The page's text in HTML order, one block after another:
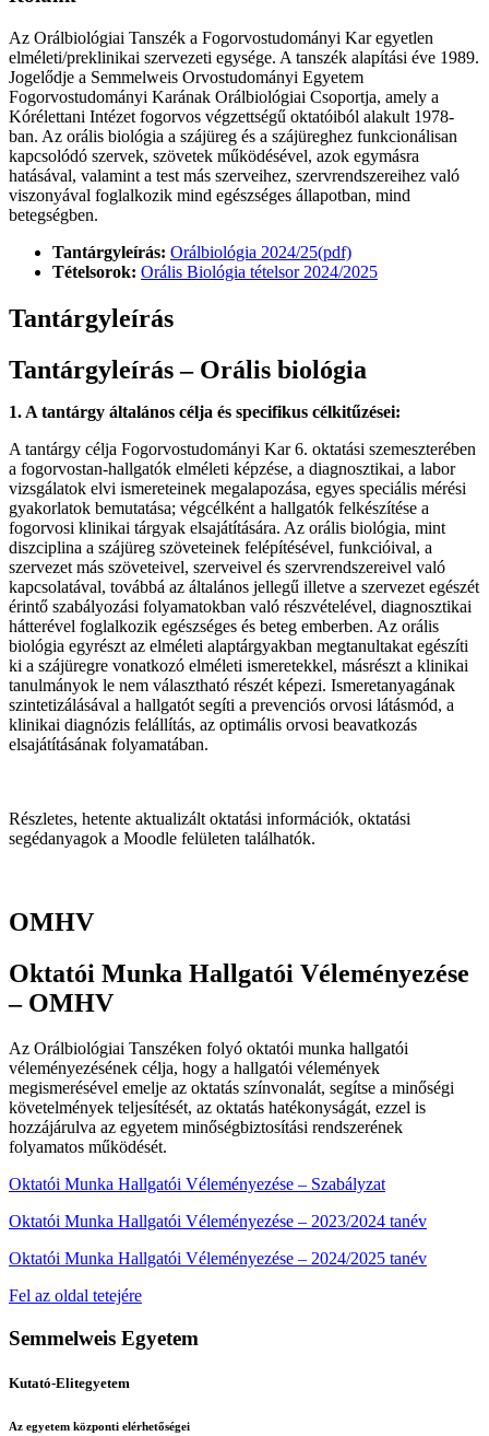
Az Orálbiológiai Tanszék a Fogorvostudományi Kar egyetlen
elméleti/preklinikai szervezeti egysége. A tanszék alapítási éve 1989.
Jogelődje a Semmelweis Orvostudományi Egyetem
Fogorvostudományi Karának Orálbiológiai Csoportja, amely a
Kórélettani Intézet fogorvos végzettségű oktatóiból alakult 1978-
ban. Az orális biológia a szájüreg és a szájüreghez funkcionálisan
kapcsolódó szervek, szövetek működésével, azok egymásra
hatásával, valamint a test más szerveihez, szervrendszereihez való
viszonyával foglalkozik mind egészséges állapotban, mind
betegségben.
Tantárgyleírás: Orálbiológia 2024/25(pdf)
Tételsorok: Orális Biológia tételsor 2024/2025
Tantárgyleírás
Tantárgyleírás – Orális biológia
1. A tantárgy általános célja és specifikus célkitűzései:
A tantárgy célja Fogorvostudományi Kar 6. oktatási szemeszterében
a fogorvostan-hallgatók elméleti képzése, a diagnosztikai, a labor
vizsgálatok elvi ismereteinek megalapozása, egyes speciális mérési
gyakorlatok bemutatása; végcélként a hallgatók felkészítése a
fogorvosi klinikai tárgyak elsajátítására. Az orális biológia, mint
diszciplina a szájüreg szöveteinek felépítésével, funkcióival, a
szervezet más szöveteivel, szerveivel és szervrendszereivel való
kapcsolatával, továbbá az általános jellegű illetve a szervezet egészét
érintő szabályozási folyamatokban való részvételével, diagnosztikai
hátterével foglalkozik egészséges és beteg emberben. Az orális
biológia egyrészt az elméleti alaptárgyakban megtanultakat egészíti
ki a szájüregre vonatkozó elméleti ismeretekkel, másrészt a klinikai
tanulmányok le nem választható részét képezi. Ismeretanyagának
szintetizálásával a hallgatót segíti a prevenciós orvosi látásmód, a
klinikai diagnózis felállítás, az optimális orvosi beavatkozás
elsajátításának folyamatában.
Részletes, hetente aktualizált oktatási információk, oktatási
segédanyagok a Moodle felületen találhatók.
OMHV
Oktatói Munka Hallgatói Véleményezése
– OMHV
Az Orálbiológiai Tanszéken folyó oktatói munka hallgatói
véleményezésének célja, hogy a hallgatói vélemények
megismerésével emelje az oktatás színvonalát, segítse a minőségi
követelmények teljesítését, az oktatás hatékonyságát, ezzel is
hozzájárulva az egyetem minőségbiztosítási rendszerének
folyamatos működését.
Oktatói Munka Hallgatói Véleményezése – Szabályzat
Oktatói Munka Hallgatói Véleményezése – 2023/2024 tanév
Oktatói Munka Hallgatói Véleményezése – 2024/2025 tanév
Fel az oldal tetejére
Semmelweis Egyetem
Kutató-Elitegyetem
Az egyetem központi elérhetőségei